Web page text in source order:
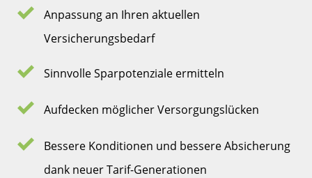
Anpassung an Ihren aktuellen
Versicherungsbedarf
Sinnvolle Sparpotenziale ermitteln
Aufdecken möglicher Versorgungslücken
Bessere Konditionen und bessere Absicherung
dank neuer Tarif-Generationen